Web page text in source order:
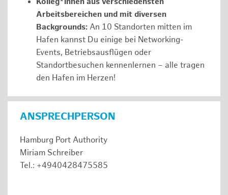
Arbeitsbereichen und mit diversen
Backgrounds: An 10 Standorten mitten im
Hafen kannst Du einige bei Networking-
Events, Betriebsausflügen oder
Standortbesuchen kennenlernen – alle tragen
den Hafen im Herzen!
ANSPRECHPERSON
Hamburg Port Authority
Miriam Schreiber
Tel.: +4940428475585